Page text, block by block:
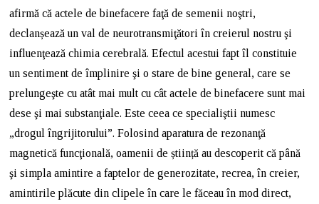
afirmă că actele de binefacere faţă de semenii noştri,
declanșează un val de neurotransmiţători în creierul nostru şi
influenţează chimia cerebrală. Efectul acestui fapt îl constituie
un sentiment de împlinire şi o stare de bine general, care se
prelungeşte cu atât mai mult cu cât actele de binefacere sunt mai
dese şi mai substanţiale. Este ceea ce specialiştii numesc
„drogul îngrijitorului”. Folosind aparatura de rezonanţă
magnetică funcţională, oamenii de știință au descoperit că până
şi simpla amintire a faptelor de generozitate, recrea, în creier,
amintirile plăcute din clipele în care le făceau în mod direct,